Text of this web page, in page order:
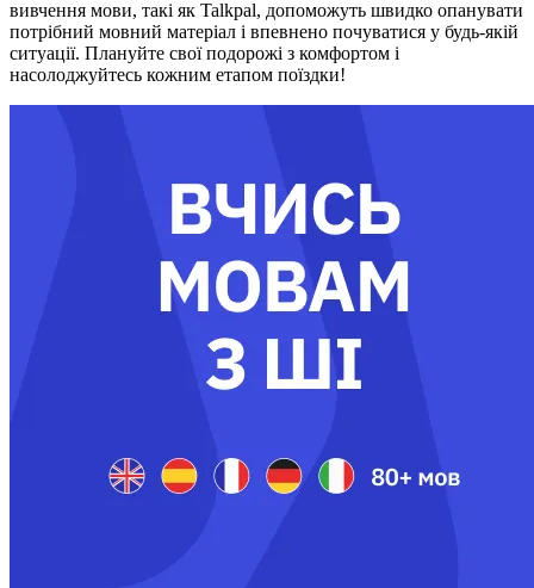
вивчення мови, такі як Talkpal, допоможуть швидко опанувати
потрібний мовний матеріал і впевнено почуватися у будь-якій
ситуації. Плануйте свої подорожі з комфортом і
насолоджуйтесь кожним етапом поїздки!